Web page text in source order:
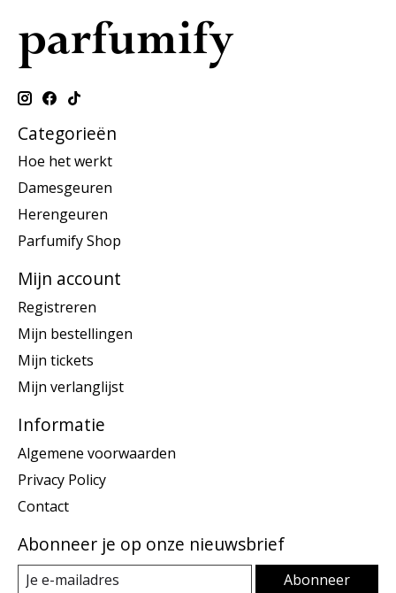
Categorieën
Hoe het werkt
Damesgeuren
Herengeuren
Parfumify Shop
Mijn account
Registreren
Mijn bestellingen
Mijn tickets
Mijn verlanglijst
Informatie
Algemene voorwaarden
Privacy Policy
Contact
Abonneer je op onze nieuwsbrief
Abonneer